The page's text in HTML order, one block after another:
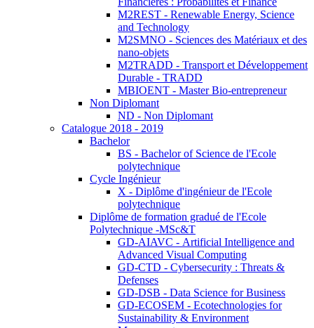
M2REST - Renewable Energy, Science
and Technology
M2SMNO - Sciences des Matériaux et des
nano-objets
M2TRADD - Transport et Développement
Durable - TRADD
MBIOENT - Master Bio-entrepreneur
Non Diplomant
ND - Non Diplomant
Catalogue 2018 - 2019
Bachelor
BS - Bachelor of Science de l'Ecole
polytechnique
Cycle Ingénieur
X - Diplôme d'ingénieur de l'Ecole
polytechnique
Diplôme de formation gradué de l'Ecole
Polytechnique -MSc&T
GD-AIAVC - Artificial Intelligence and
Advanced Visual Computing
GD-CTD - Cybersecurity : Threats &
Defenses
GD-DSB - Data Science for Business
GD-ECOSEM - Ecotechnologies for
Sustainability & Environment